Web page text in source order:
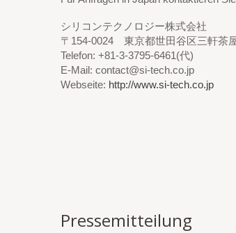
シリコンテクノロジー株式会社
〒154-0024 東京都世田谷区三軒茶
Telefon: +81-3-3795-6461(代)
E-Mail: contact@si-tech.co.jp
Webseite: http://www.si-tech.co.jp
Pressemitteilung